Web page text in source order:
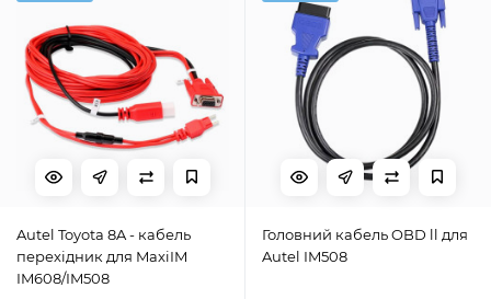
Autel Toyota 8A - кабель
перехідник для MaxiIM
IM608/IM508
Головний кабель OBD ll для
Autel IM508